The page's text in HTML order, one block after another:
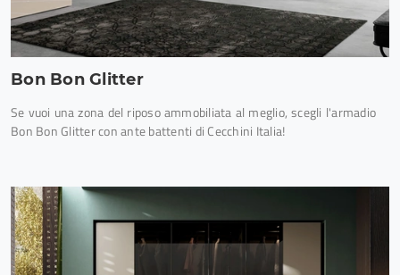
Bon Bon Glitter
Se vuoi una zona del riposo ammobiliata al meglio, scegli l'armadio
Bon Bon Glitter con ante battenti di Cecchini Italia!